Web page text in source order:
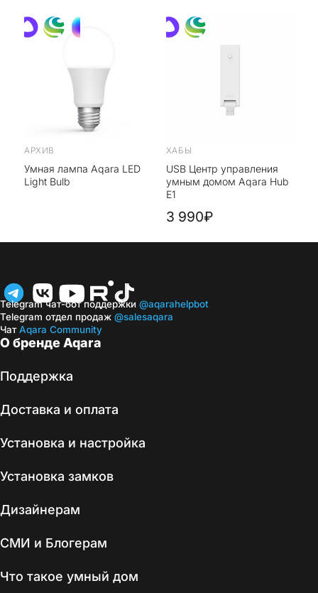
АРХИВ
Умная лампа Aqara LED
Light Bulb
ХАБЫ
USB Центр управления
умным домом Aqara Hub
E1
3 990₽
О бренде Aqara
Поддержка
Доставка и оплата
Установка и настройка
Установка замков
Дизайнерам
СМИ и Блогерам
Что такое умный дом
Telegram чат-бот поддержки @aqarahelpbot
Telegram отдел продаж @salesaqara
ЧатAqara Community